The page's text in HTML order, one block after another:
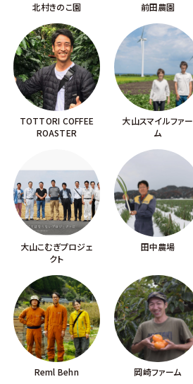
北村きのこ園 前田農園
TOTTORI COFFEE
ROASTER
大山スマイルファー
ム
大山こむぎプロジェ
クト
田中農場
Reml Behn 岡崎ファーム